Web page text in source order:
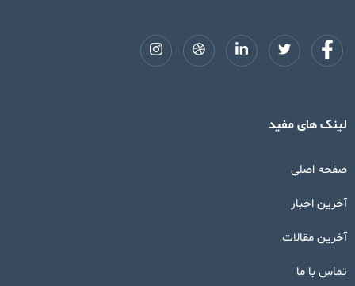
لینک های مفید
صفحه اصلی
آخرین اخبار
آخرین مقالات
تماس با ما